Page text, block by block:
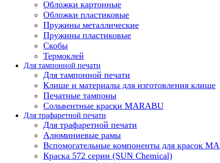
Обложки картонные
Обложки пластиковые
Пружины металлические
Пружины пластиковые
Скобы
Термоклей
Для тампонной печати
Для тампонной печати
Клише и материалы для изготовления клише
Печатные тампоны
Сольвентные краски MARABU
Для трафаретной печати
Для трафаретной печати
Алюминиевые рамы
Вспомогательные компоненты для красок
Краска 572 серии (SUN Chemical)